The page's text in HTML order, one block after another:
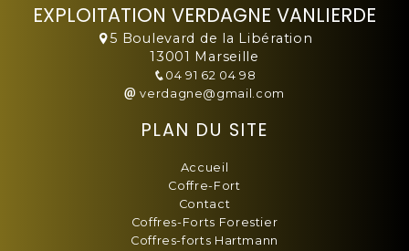
EXPLOITATION VERDAGNE VANLIERDE
5 Boulevard de la Libération
13001 Marseille
04 91 62 04 98
verdagne@gmail.com
PLAN DU SITE
Accueil
Coffre-Fort
Contact
Coffres-Forts Forestier
Coffres-forts Hartmann